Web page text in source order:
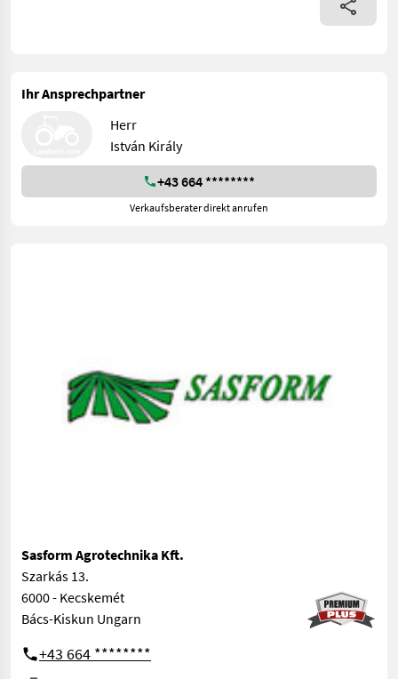
Ihr Ansprechpartner
Herr
István Király
+43 664 ********
Verkaufsberater direkt anrufen
Sasform Agrotechnika Kft.
Szarkás 13.
6000 - Kecskemét
Bács-Kiskun Ungarn
+43 664 ********